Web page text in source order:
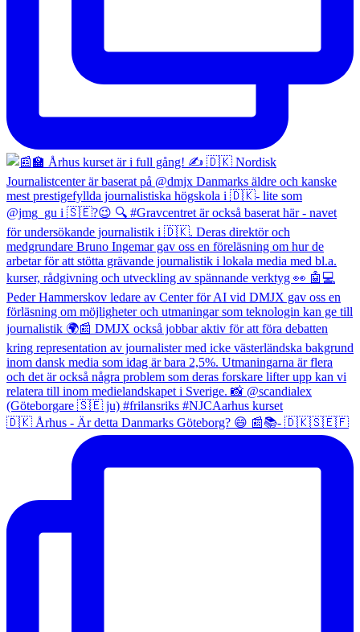
🇩🇰 Århus - Är detta Danmarks Göteborg? 😄 📰📚- 🇩🇰🇸🇪🇫